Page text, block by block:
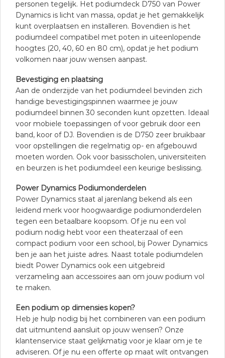
personen tegelijk. Het podiumdeck D750 van Power
Dynamics is licht van massa, opdat je het gemakkelijk
kunt overplaatsen en installeren. Bovendien is het
podiumdeel compatibel met poten in uiteenlopende
hoogtes (20, 40, 60 en 80 cm), opdat je het podium
volkomen naar jouw wensen aanpast.
Bevestiging en plaatsing
Aan de onderzijde van het podiumdeel bevinden zich
handige bevestigingspinnen waarmee je jouw
podiumdeel binnen 30 seconden kunt opzetten. Ideaal
voor mobiele toepassingen of voor gebruik door een
band, koor of DJ. Bovendien is de D750 zeer bruikbaar
voor opstellingen die regelmatig op- en afgebouwd
moeten worden. Ook voor basisscholen, universiteiten
en beurzen is het podiumdeel een keurige beslissing.
Power Dynamics Podiumonderdelen
Power Dynamics staat al jarenlang bekend als een
leidend merk voor hoogwaardige podiumonderdelen
tegen een betaalbare koopsom. Of je nu een vol
podium nodig hebt voor een theaterzaal of een
compact podium voor een school, bij Power Dynamics
ben je aan het juiste adres. Naast totale podiumdelen
biedt Power Dynamics ook een uitgebreid
verzameling aan accessoires aan om jouw podium vol
te maken.
Een podium op dimensies kopen?
Heb je hulp nodig bij het combineren van een podium
dat uitmuntend aansluit op jouw wensen? Onze
klantenservice staat gelijkmatig voor je klaar om je te
adviseren. Of je nu een offerte op maat wilt ontvangen